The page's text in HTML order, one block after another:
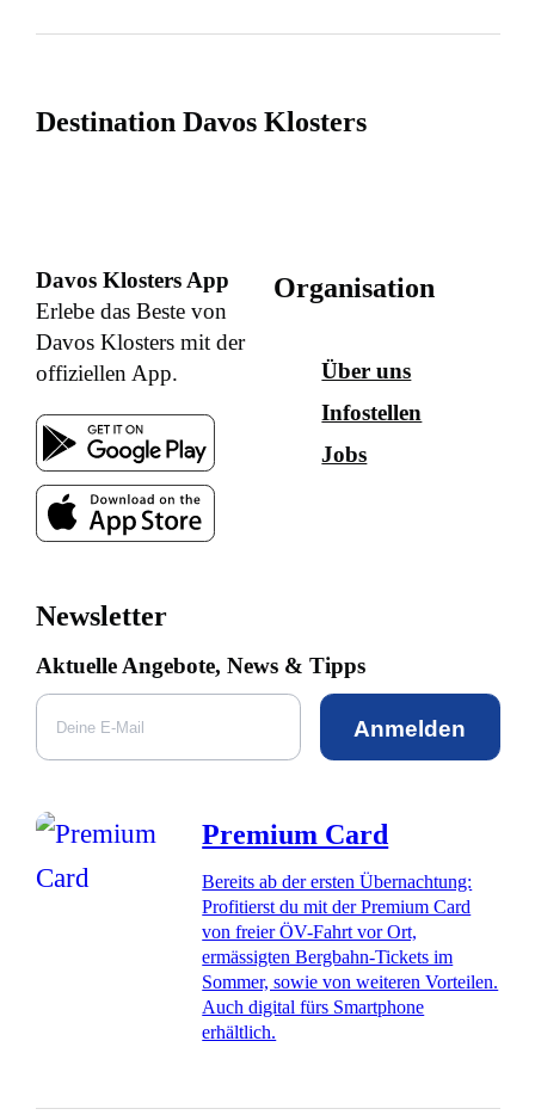
Destination Davos Klosters
Davos Klosters App
Erlebe das Beste von
Davos Klosters mit der
offiziellen App.
Organisation
Über uns
Infostellen
Jobs
Newsletter
Aktuelle Angebote, News & Tipps
Anmelden
Premium Card
Bereits ab der ersten Übernachtung:
Profitierst du mit der Premium Card
von freier ÖV-Fahrt vor Ort,
ermässigten Bergbahn-Tickets im
Sommer, sowie von weiteren Vorteilen.
Auch digital fürs Smartphone
erhältlich.